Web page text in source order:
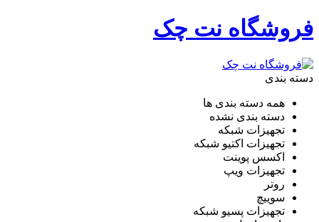
فروشگاه نت چک
دسته بندی
همه دسته بندی ها
دسته بندی نشده
تجهیزات شبکه
تجهیزات اکتیو شبکه
اکسس پوینت
تجهیزات ویپ
روتر
سوییچ
تجهیزات پسیو شبکه